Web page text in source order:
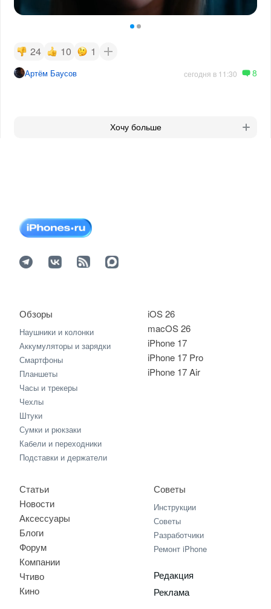
24 10 1
Артём Баусов сегодня в 11:30 8
Хочу больше
iOS 26
macOS 26
iPhone 17
iPhone 17 Pro
iPhone 17 Air
Обзоры
Наушники и колонки
Аккумуляторы и зарядки
Смартфоны
Планшеты
Часы и трекеры
Чехлы
Штуки
Сумки и рюкзаки
Кабели и переходники
Подставки и держатели
Статьи
Новости
Аксессуары
Блоги
Форум
Компании
Чтиво
Кино
Советы
Инструкции
Советы
Разработчики
Ремонт iPhone
Редакция
Реклама